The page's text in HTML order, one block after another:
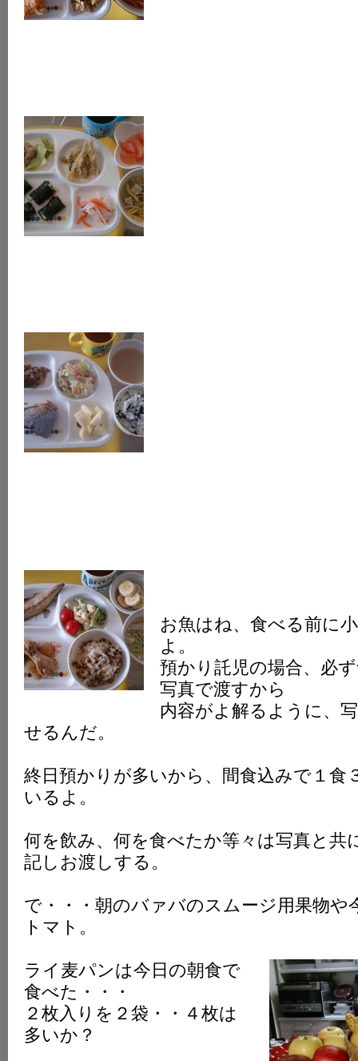
お魚はね、食べる前に
よ。
預かり託児の場合、必
写真で渡すから
内容がよ解るように、
せるんだ。
終日預かりが多いから、間食込みで１食
いるよ。
何を飲み、何を食べたか等々は写真と共
記しお渡しする。
で・・・朝のバァバのスムージ用果物や
トマト。
ライ麦パンは今日の朝食で
食べた・・・
２枚入りを２袋・・４枚は
多いか？